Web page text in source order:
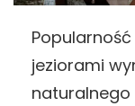
jeziorami
naturalnego